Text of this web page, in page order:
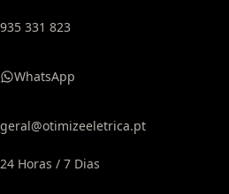
935 331 823
WhatsApp
geral@otimizeeletrica.pt
24 Horas / 7 Dias